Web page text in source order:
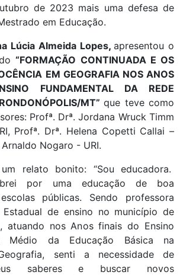
de 2023 mais uma defesa de
em Educação.
Lúcia Almeida Lopes, apresentou o
“FORMAÇÃO CONTINUADA E OS
EM GEOGRAFIA NOS ANOS
FUNDAMENTAL DA REDE
MT”que teve como
Profª. Drª. Jordana Wruck Timm
Profª. Drª. Helena Copetti Callai –
Nogaro - URI.
relato bonito: “Sou educadora.
por uma educação de boa
públicas. Sendo professora
de ensino no município de
atuando nos Anos finais do Ensino
Médio da Educação Básica na
senti a necessidade de
saberes e buscar novos